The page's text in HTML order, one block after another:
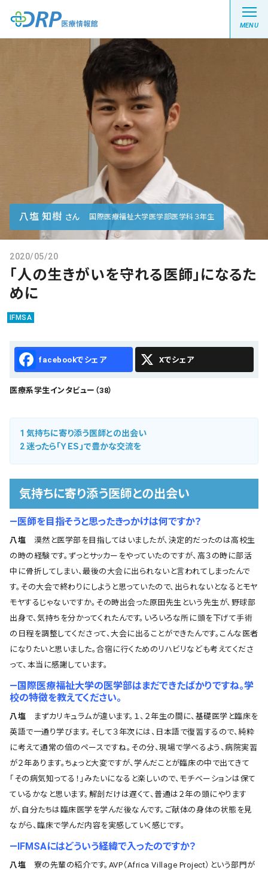
MENU
最新の注目記事
栄養健康レシピ
医療系学生記事
健康川柳
DRP医療情報館とは?
会社概要
お知らせ
八塩 知樹 さん 国際医療福祉大学医学部医学科３年生
2020/05/20
「人の生きがいを守れる医師」になるた
めに
IFMSA
Facebook X
医療系学生インタビュー（38）
1 気持ちに寄り添う医師との出会い
2迷ったら「ＹＥＳ」で豊かな交流を
気持ちに寄り添う医師との出会い
―医師を目指そうと思ったきっかけは何ですか？
八塩 漠然と医学部を目指してはいましたが、決定的だったのは高校生
の時の経験です。ずっとサッカーをやっていたのですが、高３の時に部活
中に骨折してしまい、最後の大会に出られないと言われてしまったんで
す。その大会で終わりにしようと思っていたので、出られないとなるとモヤ
モヤするじゃないですか。その時出会った原田先生という先生が、野球部
出身で、気持ちを分かってくれたんです。いろいろな所に頭を下げて手術
の日程を調整してくださって、大会に出ることができたんです。こんな医者
になりたいと思いました。合宿に行くためのリハビリなども考えてくださ
って、本当に感謝しています。
―国際医療福祉大学の医学部はまだできたばかりですね。学
校の特徴を教えてください。
八塩 まずカリキュラムが違います。１、２年生の間に、基礎医学と臨床を
英語で一通り学びます。そして３年次には、日本語で復習するので、純粋
に考えて通常の倍のペースですね。その分、現場で学べるよう、病院実習
が２年あります。ちょっと大変ですが、学んだことが臨床の中で出てきて
「その病気知ってる！」みたいになると楽しいので、モチベーションは保て
ているかなと思います。解剖だけは遅くて、普通は２年の頭にやります
が、自分たちは臨床医学を学んだ後なんです。ご献体の身体の状態を見
ながら、臨床で学んだ内容を実感していく感じです。
―IFMSAにはどういう経緯で入ったのですか？
八塩 寮の先輩の紹介です。AVP（Africa Village Project）という部門が